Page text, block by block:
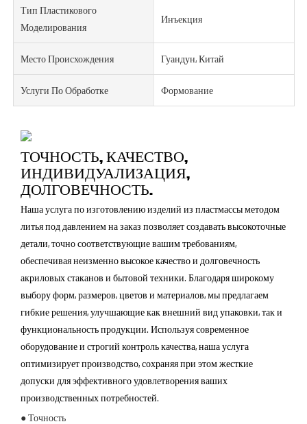
Тип Пластикового
Моделирования
Инъекция
Место Происхождения Гуандун, Китай
Услуги По Обработке Формование
ТОЧНОСТЬ, КАЧЕСТВО,
ИНДИВИДУАЛИЗАЦИЯ,
ДОЛГОВЕЧНОСТЬ.
Наша услуга по изготовлению изделий из пластмассы методом
литья под давлением на заказ позволяет создавать высокоточные
детали, точно соответствующие вашим требованиям,
обеспечивая неизменно высокое качество и долговечность
акриловых стаканов и бытовой техники. Благодаря широкому
выбору форм, размеров, цветов и материалов, мы предлагаем
гибкие решения, улучшающие как внешний вид упаковки, так и
функциональность продукции. Используя современное
оборудование и строгий контроль качества, наша услуга
оптимизирует производство, сохраняя при этом жесткие
допуски для эффективного удовлетворения ваших
производственных потребностей.
● Точность